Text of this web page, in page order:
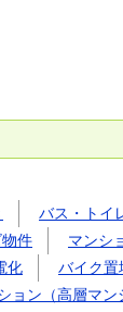
バス・トイ
件 マンシ
化 バイク置
ョン（高層マン